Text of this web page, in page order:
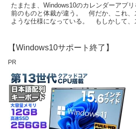
たまたま、Windows10のカレンダーアプ
前のものと体裁が違う。 何だか、これ、
ような仕様になっている。 もしかして、
【Windows10サポート終了】
PR